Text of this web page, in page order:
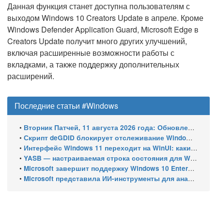
Данная функция станет доступна пользователям с
выходом Windows 10 Creators Update в апреле. Кроме
Windows Defender Application Guard, Microsoft Edge в
Creators Update получит много других улучшений,
включая расширенные возможности работы с
вкладками, а также поддержку дополнительных
расширений.
Последние статьи #Windows
• Вторник Патчей, 11 августа 2026 года: Обновления безопасности для Windows 11 (включая KB5121003), ESU-обновления для Windows 10
• Скрипт deGDID блокирует отслеживание Windows по глобальному идентификатору устройства
• Интерфейс Windows 11 переходит на WinUI: какие системные элементы обновит Microsoft
• YASB — настраиваемая строка состояния для Windows с виджетами и поддержкой нескольких мониторов
• Microsoft завершит поддержку Windows 10 Enterprise LTSC 2021 в январе 2027 года. ESU продлят обновления до января 2030 года
• Microsoft представила ИИ-инструменты для анализа производительности Windows: ETW MCP и WPA MCP